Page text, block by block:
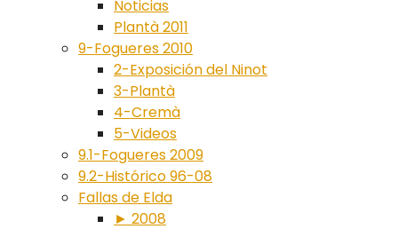
Noticias
Plantà 2011
9-Fogueres 2010
2-Exposición del Ninot
3-Plantà
4-Cremà
5-Videos
9.1-Fogueres 2009
9.2-Histórico 96-08
Fallas de Elda
► 2008